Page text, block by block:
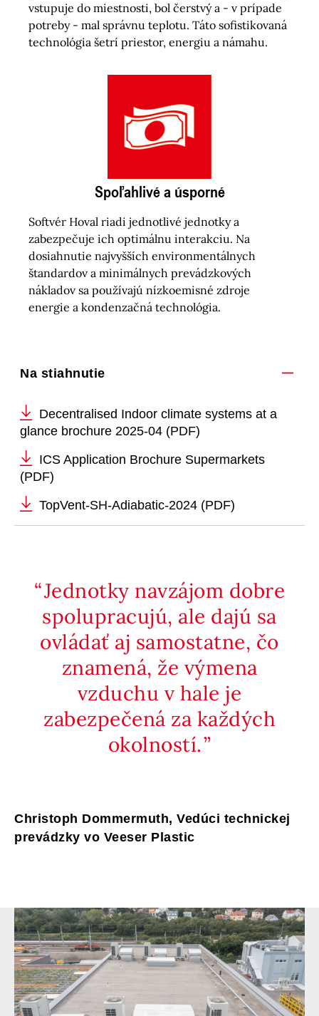
vstupuje do miestnosti, bol čerstvý a - v prípade
potreby - mal správnu teplotu. Táto sofistikovaná
technológia šetrí priestor, energiu a námahu.
Spoľahlivé a úsporné
Softvér Hoval riadi jednotlivé jednotky a
zabezpečuje ich optimálnu interakciu. Na
dosiahnutie najvyšších environmentálnych
štandardov a minimálnych prevádzkových
nákladov sa používajú nízkoemisné zdroje
energie a kondenzačná technológia.
Na stiahnutie
Decentralised Indoor climate systems at a
glance brochure 2025-04 (PDF)
ICS Application Brochure Supermarkets
(PDF)
TopVent-SH-Adiabatic-2024 (PDF)
Jednotky navzájom dobre
spolupracujú, ale dajú sa
ovládať aj samostatne, čo
znamená, že výmena
vzduchu v hale je
zabezpečená za každých
okolností.
Christoph Dommermuth, Vedúci technickej
prevádzky vo Veeser Plastic